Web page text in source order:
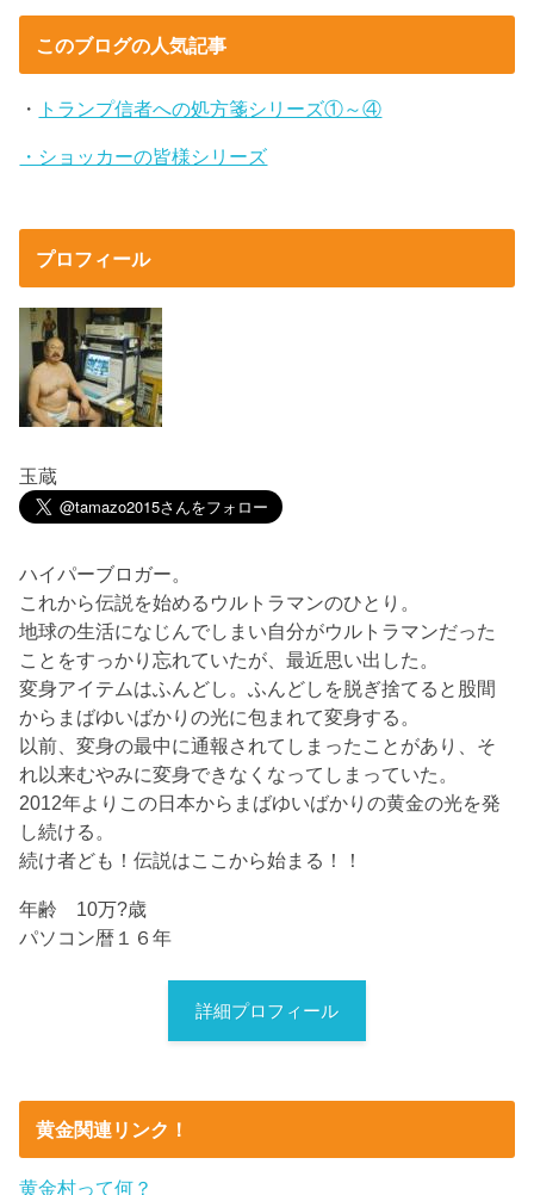
このブログの人気記事
・ トランプ信者への処方箋シリーズ①～④
・ショッカーの皆様シリーズ
プロフィール
玉蔵
ハイパーブロガー。
これから伝説を始めるウルトラマンのひとり。
地球の生活になじんでしまい自分がウルトラマンだった
ことをすっかり忘れていたが、最近思い出した。
変身アイテムはふんどし。ふんどしを脱ぎ捨てると股間
からまばゆいばかりの光に包まれて変身する。
以前、変身の最中に通報されてしまったことがあり、そ
れ以来むやみに変身できなくなってしまっていた。
2012年よりこの日本からまばゆいばかりの黄金の光を発
し続ける。
続け者ども！伝説はここから始まる！！
年齢 10万?歳
パソコン暦１６年
詳細プロフィール
黄金関連リンク！
黄金村って何？